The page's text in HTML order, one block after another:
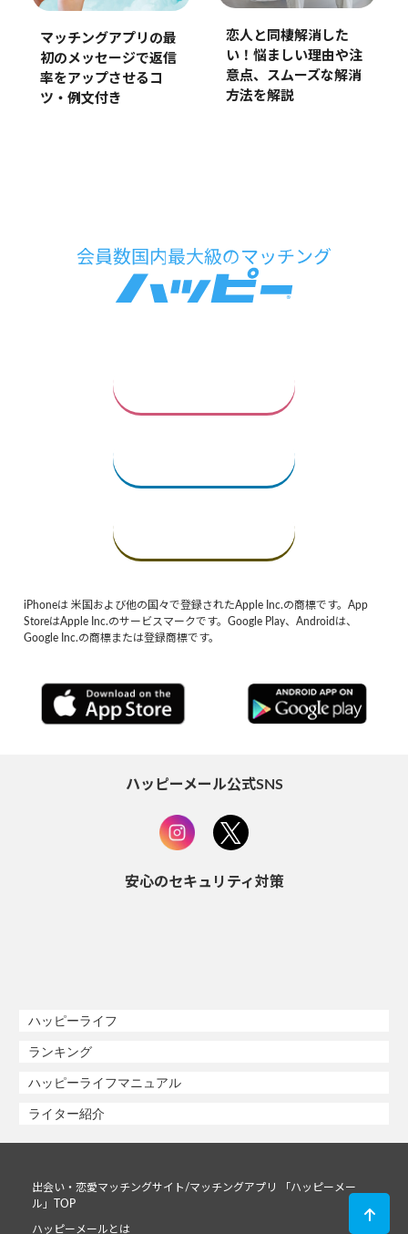
マッチングアプリの最
初のメッセージで返信
率をアップさせるコ
ツ・例文付き
恋人と同棲解消した
い！悩ましい理由や注
意点、スムーズな解消
方法を解説
iPhoneは 米国および他の国々で登録されたApple Inc.の商標です。App
StoreはApple Inc.のサービスマークです。Google Play、Androidは、
Google Inc.の商標または登録商標です。
ハッピーメール公式SNS
安心のセキュリティ対策
ハッピーライフ
ランキング
ハッピーライフマニュアル
ライター紹介
出会い・恋愛マッチングサイト/マッチングアプリ 「ハッピーメー
ル」TOP
ハッピーメールとは